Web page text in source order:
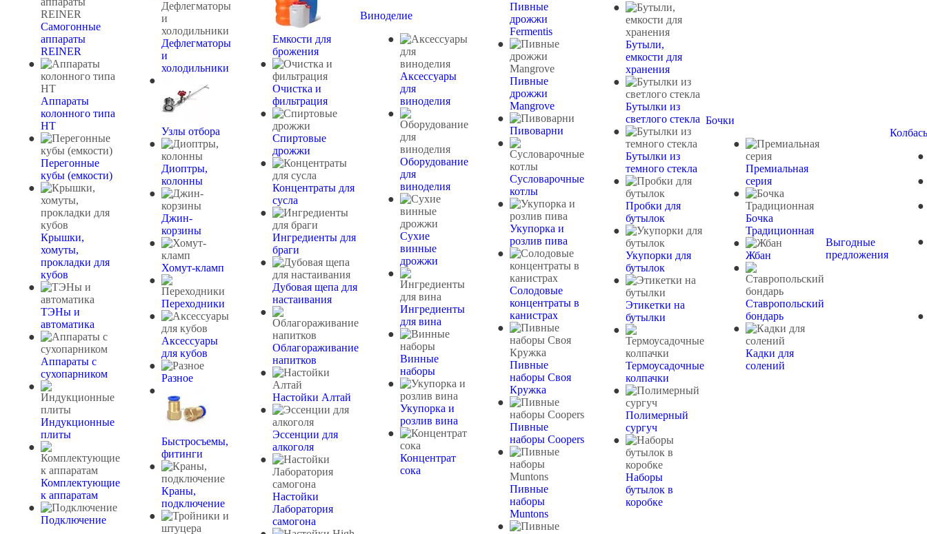
Самогонные
аппараты
REINER
Аппараты
колонного типа
НТ
Перегонные
кубы (емкости)
Крышки,
хомуты,
прокладки для
кубов
ТЭНы и
автоматика
Аппараты с
сухопарником
Индукционные
плиты
Комплектующие
к аппаратам
Подключение
Дефлегматоры
и
холодильники
Узлы отбора
Диоптры,
колонны
Джин-
корзины
Хомут-кламп
Переходники
Аксессуары
для кубов
Разное
Быстросъемы,
фитинги
Краны,
подключение
Емкости для
брожения
Очистка и
фильтрация
Спиртовые
дрожжи
Концентраты для
сусла
Ингредиенты для
браги
Дубовая щепа для
настаивания
Облагораживание
напитков
Настойки Алтай
Эссенции для
алкоголя
Настойки
Лаборатория
самогона
Виноделие
Аксессуары
для
виноделия
Оборудование
для
виноделия
Сухие
винные
дрожжи
Ингредиенты
для вина
Винные
наборы
Укупорка и
розлив вина
Концентрат
сока
Пивные
дрожжи
Fermentis
Пивные
дрожжи
Mangrove
Пивоварни
Сусловарочные
котлы
Укупорка и
розлив пива
Солодовые
концентраты в
канистрах
Пивные
наборы Своя
Кружка
Пивные
наборы Coopers
Пивные
наборы
Muntons
Бутыли,
емкости для
хранения
Бутылки из
светлого стекла
Бутылки из
темного стекла
Пробки для
бутылок
Укупорки для
бутылок
Этикетки на
бутылки
Термоусадочные
колпачки
Полимерный
сургуч
Наборы
бутылок в
коробке
Бочки
Премиальная
серия
Бочка
Традиционная
Жбан
Ставропольский
бондарь
Кадки для
солений
Выгодные
предложения